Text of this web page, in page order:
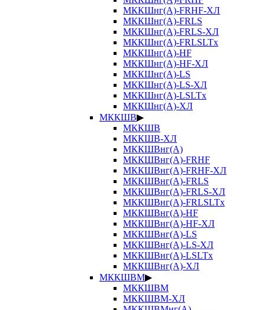
МККШнг(А)-FRHF-ХЛ
МККШнг(А)-FRLS
МККШнг(А)-FRLS-ХЛ
МККШнг(А)-FRLSLTx
МККШнг(А)-HF
МККШнг(А)-HF-ХЛ
МККШнг(А)-LS
МККШнг(А)-LS-ХЛ
МККШнг(А)-LSLTx
МККШнг(А)-ХЛ
МККШВ▶
МККШВ
МККШВ-ХЛ
МККШВнг(А)
МККШВнг(А)-FRHF
МККШВнг(А)-FRHF-ХЛ
МККШВнг(А)-FRLS
МККШВнг(А)-FRLS-ХЛ
МККШВнг(А)-FRLSLTx
МККШВнг(А)-HF
МККШВнг(А)-HF-ХЛ
МККШВнг(А)-LS
МККШВнг(А)-LS-ХЛ
МККШВнг(А)-LSLTx
МККШВнг(А)-ХЛ
МККШВМ▶
МККШВМ
МККШВМ-ХЛ